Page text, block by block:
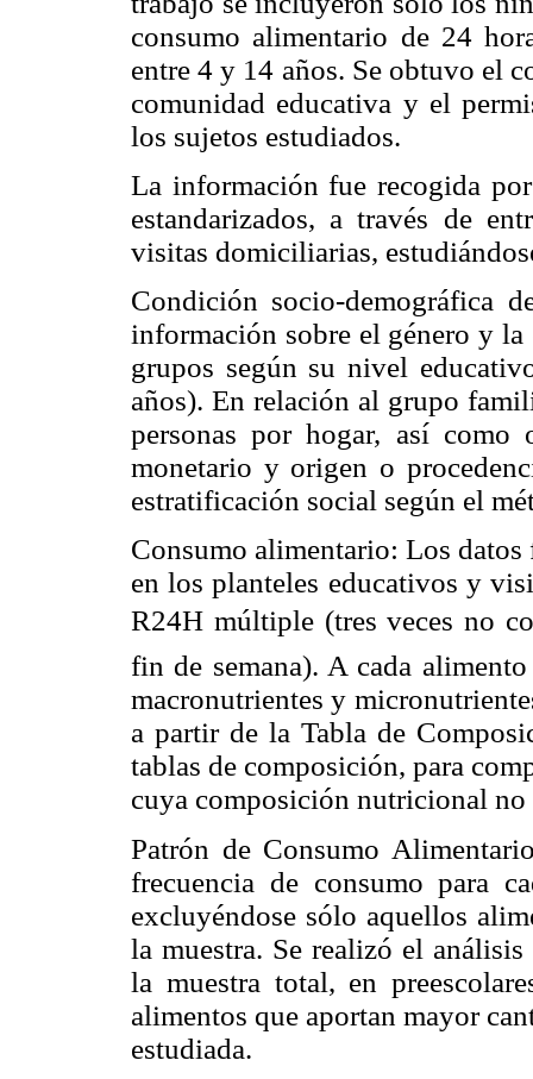
consumo alimentario de 24
entre 4 y 14 años. Se obtuvo el
comunidad educativa y el
los sujetos estudiados.
La información fue recogida
estandarizados, a través de
visitas domiciliarias,
Condición socio-demográfica
información sobre el género y
grupos según su nivel
años). En relación al grupo
personas por hogar, así como
monetario y origen o
estratificación social según el
Consumo alimentario: Los datos
en los planteles educativos y
R24H múltiple (tres veces no
fin de semana). A cada
macronutrientes y
a partir de la Tabla de
tablas de composición, para
cuya composición nutricional no
Patrón de Consumo
frecuencia de consumo para
excluyéndose sólo aquellos
la muestra. Se realizó el
la muestra total, en
alimentos que aportan mayor
estudiada.